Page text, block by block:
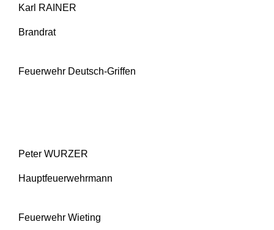
Karl RAINER
Brandrat
Feuerwehr Deutsch-Griffen
Peter WURZER
Hauptfeuerwehrmann
Feuerwehr Wieting